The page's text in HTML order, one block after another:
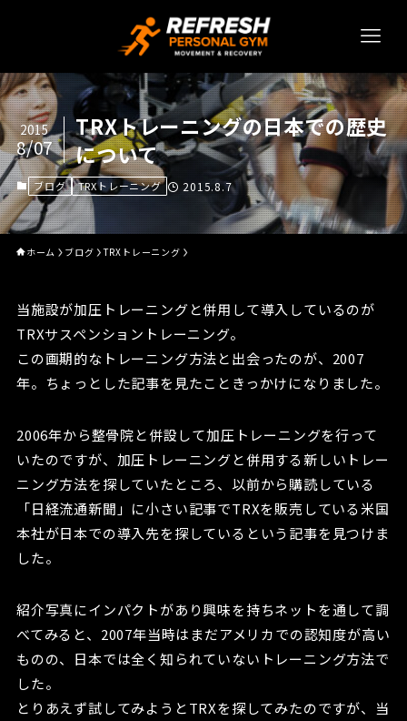
TRXトレーニングの日本での歴史
について
2015
8/07
ブログ TRXトレーニング 2015.8.7
ホーム ブログ TRXトレーニング
当施設が加圧トレーニングと併用して導入しているのが
TRXサスペンショントレーニング。
この画期的なトレーニング方法と出会ったのが、2007
年。ちょっとした記事を見たこときっかけになりました。
2006年から整骨院と併設して加圧トレーニングを行って
いたのですが、加圧トレーニングと併用する新しいトレー
ニング方法を探していたところ、以前から購読している
「日経流通新聞」に小さい記事でTRXを販売している米国
本社が日本での導入先を探しているという記事を見つけま
した。
紹介写真にインパクトがあり興味を持ちネットを通して調
べてみると、2007年当時はまだアメリカでの認知度が高い
ものの、日本では全く知られていないトレーニング方法で
した。
とりあえず試してみようとTRXを探してみたのですが、当